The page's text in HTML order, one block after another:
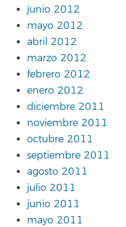
junio 2012
mayo 2012
abril 2012
marzo 2012
febrero 2012
enero 2012
diciembre 2011
noviembre 2011
octubre 2011
septiembre 2011
agosto 2011
julio 2011
junio 2011
mayo 2011